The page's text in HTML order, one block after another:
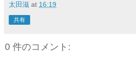
太田滋 at 16:19
共有
0 件のコメント: